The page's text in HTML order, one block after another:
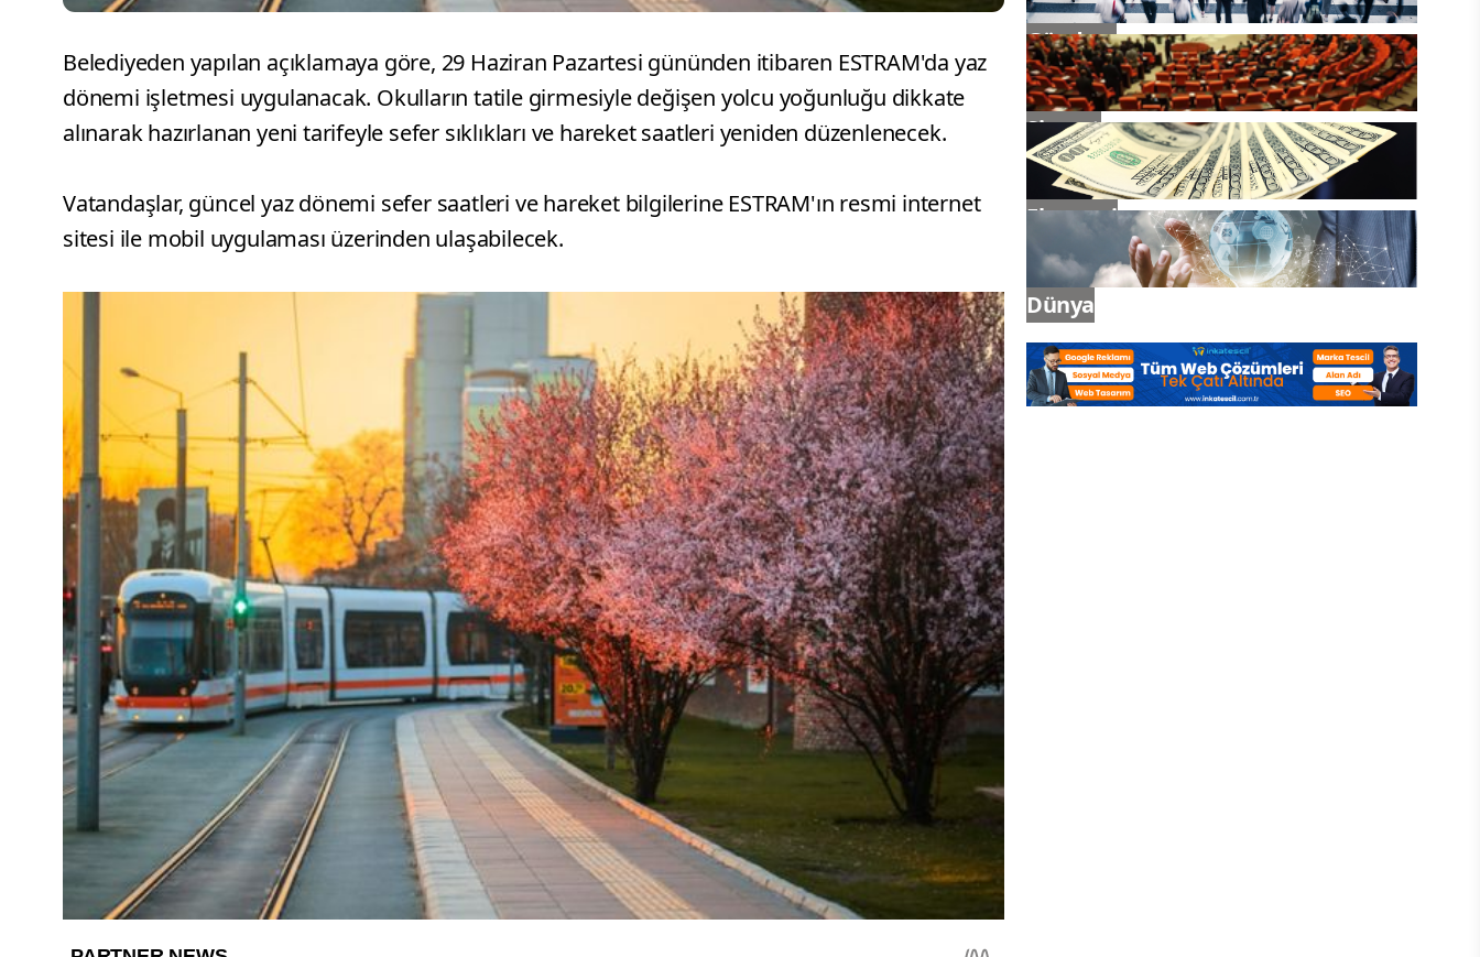
Belediyeden yapılan açıklamaya göre, 29 Haziran Pazartesi gününden itibaren ESTRAM'da yaz
dönemi işletmesi uygulanacak. Okulların tatile girmesiyle değişen yolcu yoğunluğu dikkate
alınarak hazırlanan yeni tarifeyle sefer sıklıkları ve hareket saatleri yeniden düzenlenecek.
Vatandaşlar, güncel yaz dönemi sefer saatleri ve hareket bilgilerine ESTRAM'ın resmi internet
sitesi ile mobil uygulaması üzerinden ulaşabilecek.
Gündem
Siyaset
Ekonomi
Dünya